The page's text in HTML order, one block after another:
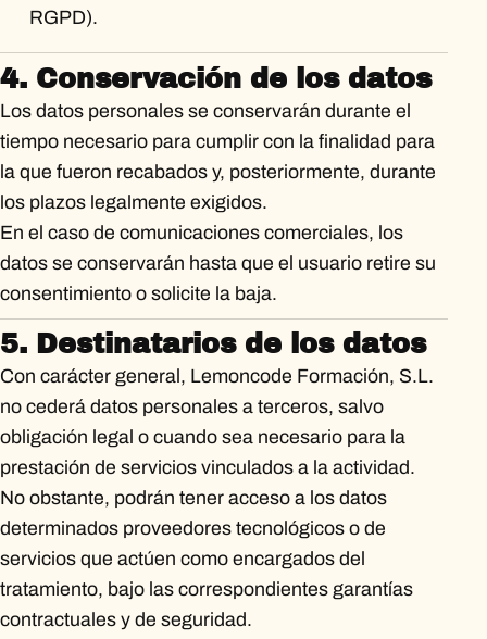
RGPD).
4. Conservación de los datos
Los datos personales se conservarán durante el
tiempo necesario para cumplir con la finalidad para
la que fueron recabados y, posteriormente, durante
los plazos legalmente exigidos.
En el caso de comunicaciones comerciales, los
datos se conservarán hasta que el usuario retire su
consentimiento o solicite la baja.
5. Destinatarios de los datos
Con carácter general, Lemoncode Formación, S.L.
no cederá datos personales a terceros, salvo
obligación legal o cuando sea necesario para la
prestación de servicios vinculados a la actividad.
No obstante, podrán tener acceso a los datos
determinados proveedores tecnológicos o de
servicios que actúen como encargados del
tratamiento, bajo las correspondientes garantías
contractuales y de seguridad.